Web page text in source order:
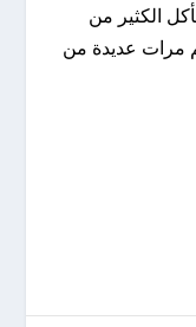
الكثير من
مرات عديدة من